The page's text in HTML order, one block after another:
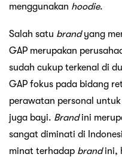
menggunakan hoodie.
Salah satu brandyang
GAP merupakan
sudah cukup terkenal di
GAP fokus pada bidang
perawatan personal
juga bayi. Brandini
sangat diminati di
minat terhadap brandini,